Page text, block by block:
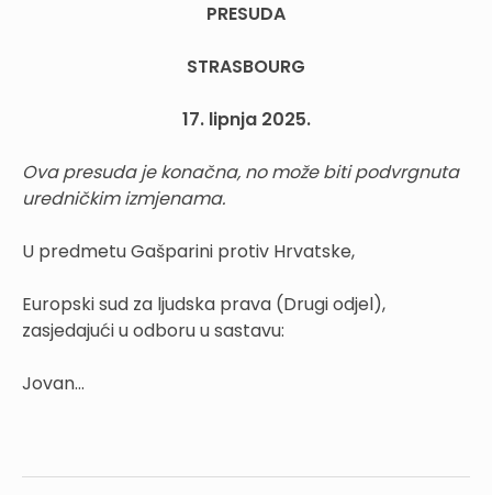
PRESUDA
STRASBOURG
17. lipnja 2025.
Ova presuda jekonačna, nomožebiti podvrgnuta
uredničkimizmjenama.
U predmetu Gašparini protiv Hrvatske,
Europski sud za ljudska prava (Drugi odjel),
zasjedajući u odboru u sastavu:
Jovan...